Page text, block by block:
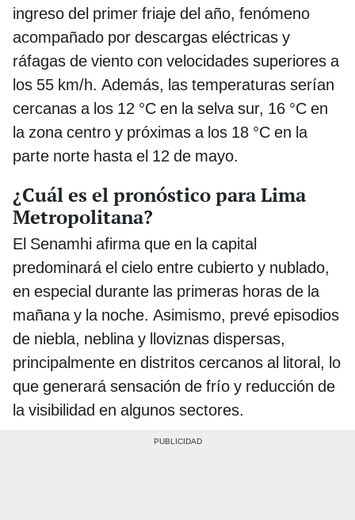
ingreso del primer friaje del año, fenómeno
acompañado por descargas eléctricas y
ráfagas de viento con velocidades superiores a
los 55 km/h. Además, las temperaturas serían
cercanas a los 12 °C en la selva sur, 16 °C en
la zona centro y próximas a los 18 °C en la
parte norte hasta el 12 de mayo.
¿Cuál es el pronóstico para Lima
Metropolitana?
El Senamhi afirma que en la capital
predominará el cielo entre cubierto y nublado,
en especial durante las primeras horas de la
mañana y la noche. Asimismo, prevé episodios
de niebla, neblina y lloviznas dispersas,
principalmente en distritos cercanos al litoral, lo
que generará sensación de frío y reducción de
la visibilidad en algunos sectores.